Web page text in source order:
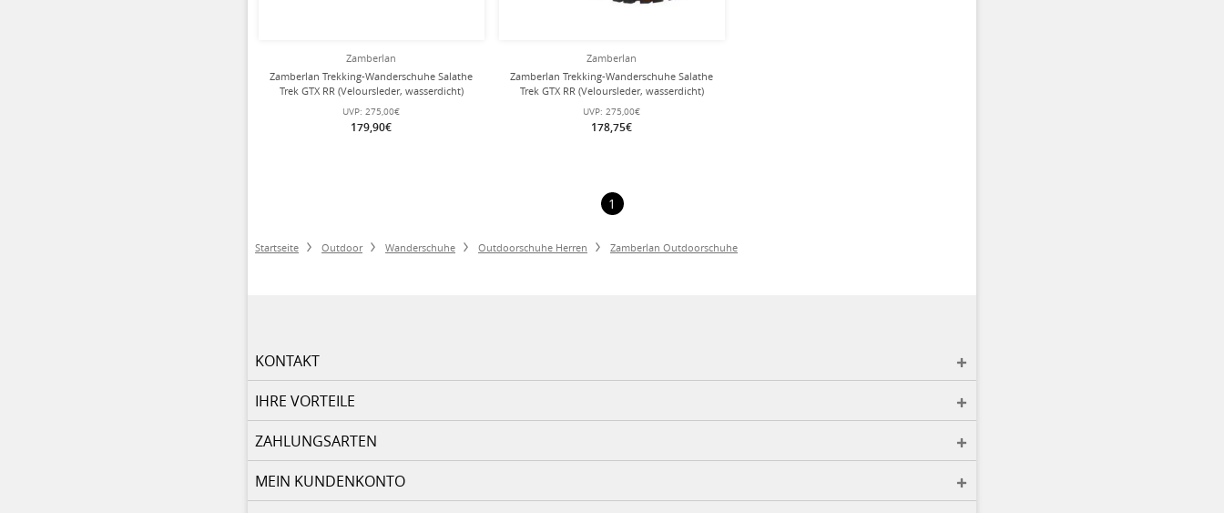
Zamberlan
Zamberlan Trekking-Wanderschuhe Salathe
Trek GTX RR (Veloursleder, wasserdicht)
UVP: 275,00€
179,90€
Zamberlan
Zamberlan Trekking-Wanderschuhe Salathe
Trek GTX RR (Veloursleder, wasserdicht)
UVP: 275,00€
178,75€
1
Startseite Outdoor Wanderschuhe Outdoorschuhe Herren Zamberlan Outdoorschuhe
KONTAKT
IHRE VORTEILE
ZAHLUNGSARTEN
MEIN KUNDENKONTO